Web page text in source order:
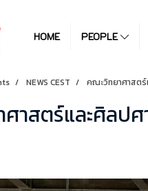
HOME PEOPLE
NEWS CEST คณะวิทยาศาสต
าสตร์และศิลป